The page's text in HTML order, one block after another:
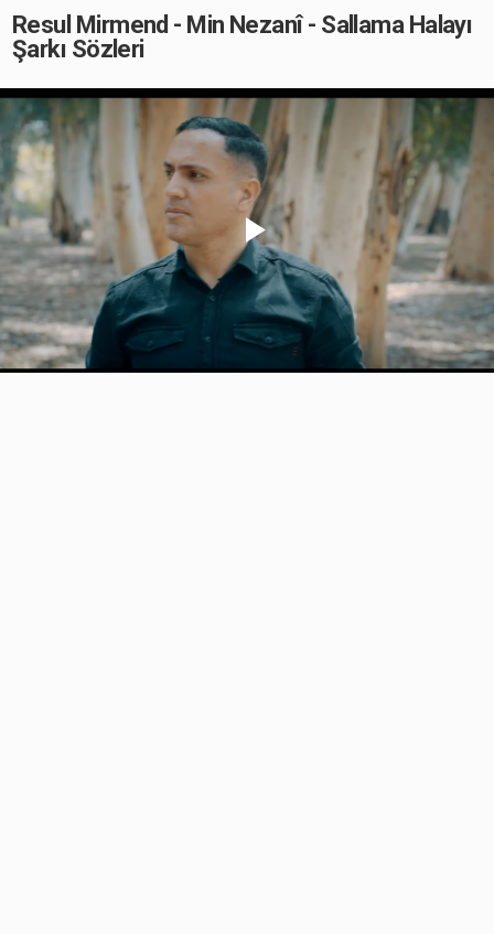
Resul Mirmend - Min Nezanî - Sallama Halayı
Şarkı Sözleri
Play
Video